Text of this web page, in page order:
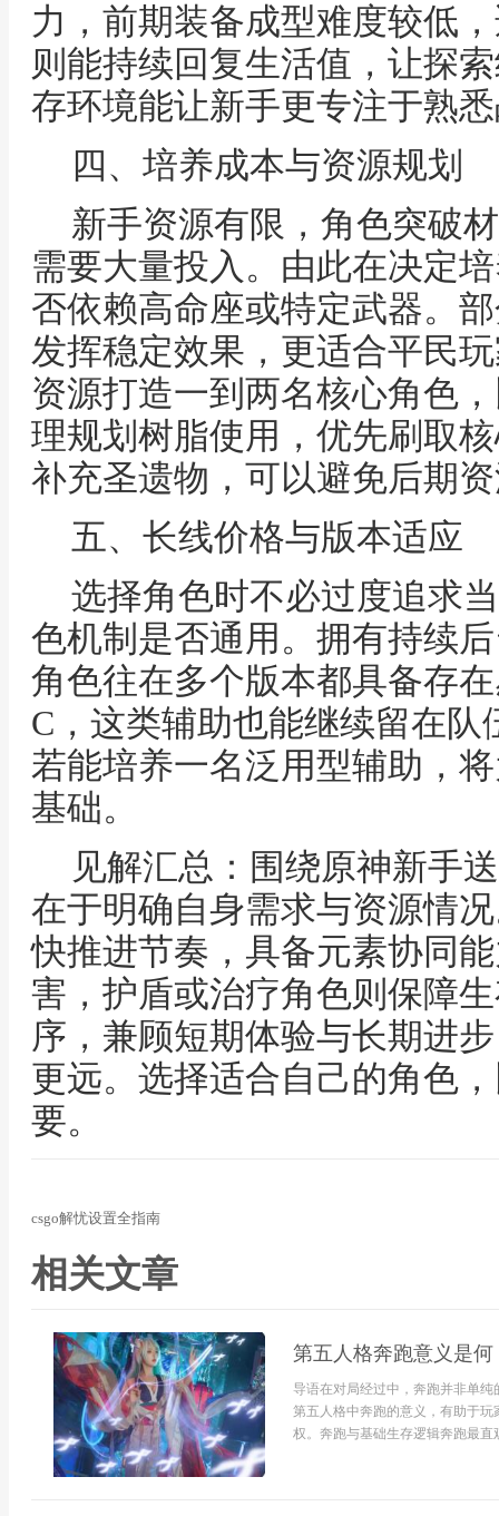
力，前期装备成型难度较低
则能持续回复生活值，让探
存环境能让新手更专注于熟
四、培养成本与资源规划
新手资源有限，角色突破
需要大量投入。由此在决定
否依赖高命座或特定武器。
发挥稳定效果，更适合平民
资源打造一到两名核心角色
理规划树脂使用，优先刷取
补充圣遗物，可以避免后期
五、长线价格与版本适应
选择角色时不必过度追求
色机制是否通用。拥有持续
角色往在多个版本都具备存
C，这类辅助也能继续留在
若能培养一名泛用型辅助，
基础。
见解汇总：围绕原神新手
在于明确自身需求与资源情
快推进节奏，具备元素协同
害，护盾或治疗角色则保障
序，兼顾短期体验与长期进
更远。选择适合自己的角色
要。
csgo解忧设置全指南
相关文章
第五人格奔跑意义是何
导语在对局经过中，奔跑并非单
第五人格中奔跑的意义，有助于
权。奔跑与基础生存逻辑奔跑最